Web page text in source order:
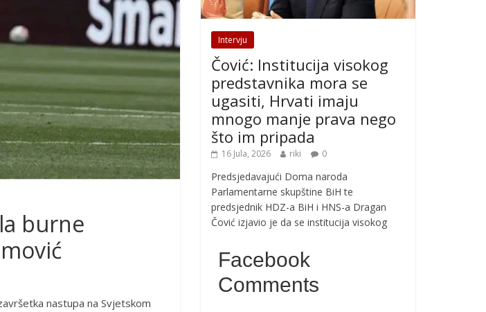
burne
nastupa na Svjetskom
Intervju
Čović: Institucija visokog
predstavnika mora se
ugasiti, Hrvati imaju
mnogo manje prava nego
što im pripada
16 Jula, 2026 riki 0
Predsjedavajući Doma naroda
Parlamentarne skupštine BiH te
predsjednik HDZ-a BiH i HNS-a Dragan
Čović izjavio je da se institucija visokog
Facebook
Comments